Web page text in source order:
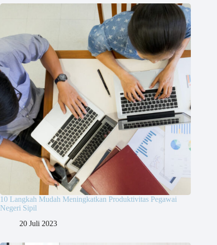
10 Langkah Mudah Meningkatkan Produktivitas Pegawai
Negeri Sipil
20 Juli 2023